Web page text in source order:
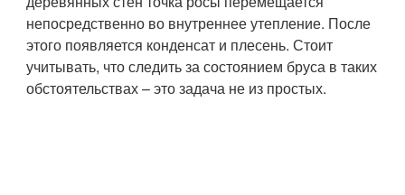
непосредственно во внутреннее утепление. После
этого появляется конденсат и плесень. Стоит
учитывать, что следить за состоянием бруса в таких
обстоятельствах – это задача не из простых.